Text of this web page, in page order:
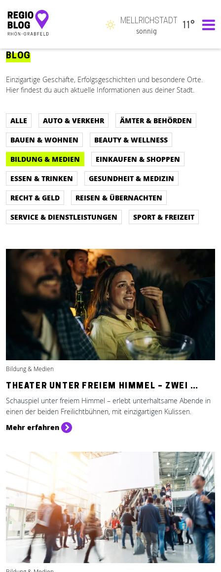
Hauptnavigation
MELLRICHSTADT
sonnig
11°
BLOG
Einzigartige Geschäfte, Erfolgsgeschichten und besondere Orte.
Hier findest du auch aktuelle Informationen aus deiner Stadt.
ALLE AUTO & VERKEHR
ÄMTER & BEHÖRDEN
BAUEN & WOHNEN
BEAUTY & WELLNESS
BILDUNG & MEDIEN
EINKAUFEN & SHOPPEN
ESSEN & TRINKEN
GESUNDHEIT & MEDIZIN
RECHT & GELD
REISEN & ÜBERNACHTEN
SERVICE & DIENSTLEISTUNGEN
SPORT & FREIZEIT
Bildung & Medien
THEATER UNTER FREIEM HIMMEL – ZWEI …
Schauspiel unter freiem Himmel – erlebt unterhaltsame Abende in
einen der beiden Freilichtbühnen, mit einzigartigen Kulissen.
Mehr erfahren